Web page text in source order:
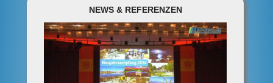
NEWS & REFERENZEN